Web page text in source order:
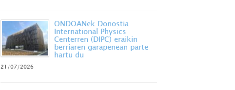
ONDOANek Donostia
International Physics
Centerren (DIPC) eraikin
berriaren garapenean parte
hartu du
21/07/2026